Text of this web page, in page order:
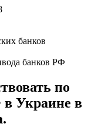
банков РФ
по
Украине в